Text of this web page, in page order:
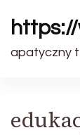
apatyczny